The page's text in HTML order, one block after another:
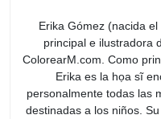
Erika Gómez (nacida
principal e ilustradora
ColorearM.com. Como
Erika es la họa sĩ
personalmente todas las
destinadas a los niños.